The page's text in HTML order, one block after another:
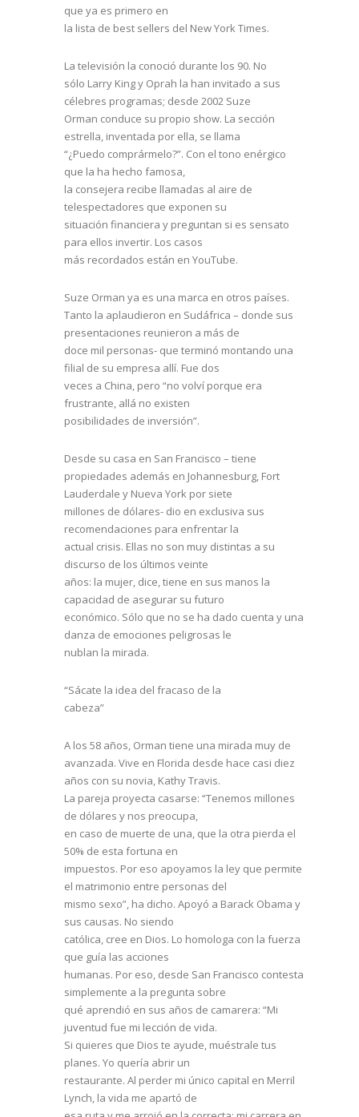
que ya es primero en
la lista de best sellers del New York Times.
La televisión la conoció durante los 90. No
sólo Larry King y Oprah la han invitado a sus
célebres programas; desde 2002 Suze
Orman conduce su propio show. La sección
estrella, inventada por ella, se llama
“¿Puedo comprármelo?”. Con el tono enérgico
que la ha hecho famosa,
la consejera recibe llamadas al aire de
telespectadores que exponen su
situación financiera y preguntan si es sensato
para ellos invertir. Los casos
más recordados están en YouTube.
Suze Orman ya es una marca en otros países.
Tanto la aplaudieron en Sudáfrica – donde sus
presentaciones reunieron a más de
doce mil personas- que terminó montando una
filial de su empresa allí. Fue dos
veces a China, pero “no volví porque era
frustrante, allá no existen
posibilidades de inversión”.
Desde su casa en San Francisco – tiene
propiedades además en Johannesburg, Fort
Lauderdale y Nueva York por siete
millones de dólares- dio en exclusiva sus
recomendaciones para enfrentar la
actual crisis. Ellas no son muy distintas a su
discurso de los últimos veinte
años: la mujer, dice, tiene en sus manos la
capacidad de asegurar su futuro
económico. Sólo que no se ha dado cuenta y una
danza de emociones peligrosas le
nublan la mirada.
“Sácate la idea del fracaso de la
cabeza”
A los 58 años, Orman tiene una mirada muy de
avanzada. Vive en Florida desde hace casi diez
años con su novia, Kathy Travis.
La pareja proyecta casarse: “Tenemos millones
de dólares y nos preocupa,
en caso de muerte de una, que la otra pierda el
50% de esta fortuna en
impuestos. Por eso apoyamos la ley que permite
el matrimonio entre personas del
mismo sexo”, ha dicho. Apoyó a Barack Obama y
sus causas. No siendo
católica, cree en Dios. Lo homologa con la fuerza
que guía las acciones
humanas. Por eso, desde San Francisco contesta
simplemente a la pregunta sobre
qué aprendió en sus años de camarera: “Mi
juventud fue mi lección de vida.
Si quieres que Dios te ayude, muéstrale tus
planes. Yo quería abrir un
restaurante. Al perder mi único capital en Merril
Lynch, la vida me apartó de